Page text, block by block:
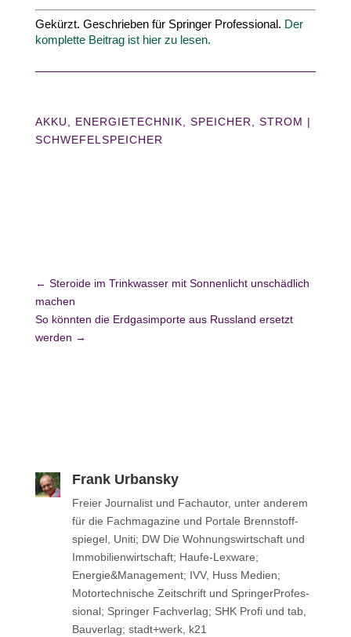
Gekürzt. Geschrieben für Springer Profes­sional. Der
komplette Beitrag ist hier zu lesen.
AKKU, ENERGIETECHNIK, SPEICHER, STROM |
SCHWEFELSPEICHER
← Steroide im Trinkwasser mit Sonnenlicht unschädlich
machen
So könnten die Erdgasimporte aus Russland ersetzt
werden →
Frank Urbansky
Freier Jour­na­list und Fach­au­tor, unter anderem
für die Fach­ma­ga­zine und Portale Brenn­stoff­
spie­gel, Uniti; DW Die Woh­nungs­wirt­schaft und
Immo­bi­li­en­wirt­schaft; Haufe-Lexware;
Energie&Management; IVV, Huss Medien;
Motor­tech­ni­sche Zeit­schrift und Sprin­ger­Pro­fes­
sio­nal; Sprin­ger Fachverlag; SHK Profi und tab,
Bau­ver­lag; stadt+werk, k21